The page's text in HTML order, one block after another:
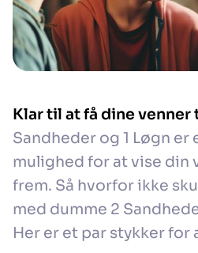
Klar til at få dine venner
Sandheder og 1 Løgn er
mulighed for at vise
frem. Så hvorfor ikke
med dumme 2
Her er et par stykker for